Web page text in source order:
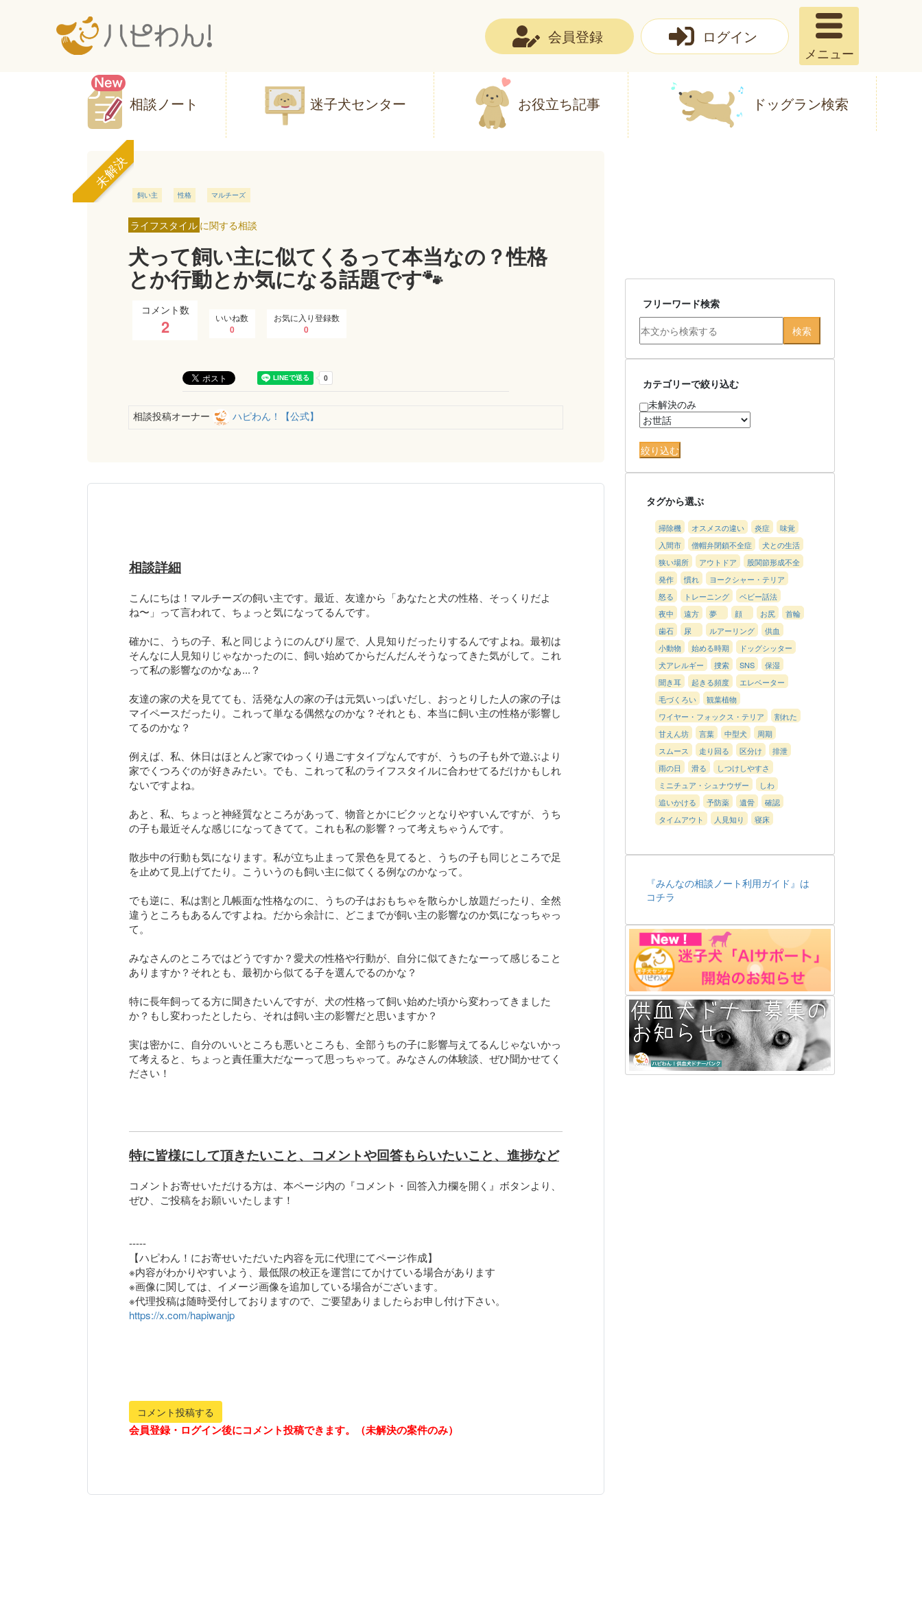
会員登録 ログイン
メニュー
相談ノート 迷子犬センター お役立ち記事 ドッグラン検索
未解決
飼い主 性格 マルチーズ
ライフスタイル に関する相談
犬って飼い主に似てくるって本当なの？性格
とか行動とか気になる話題です🐾
コメント数
2 いいね数
0
お気に入り登録数
0
相談投稿オーナー ハピわん！【公式】
相談詳細
こんにちは！マルチーズの飼い主です。最近、友達から「あなたと犬の性格、そっくりだよ
ね〜」って言われて、ちょっと気になってるんです。
確かに、うちの子、私と同じようにのんびり屋で、人見知りだったりするんですよね。最初は
そんなに人見知りじゃなかったのに、飼い始めてからだんだんそうなってきた気がして。これ
って私の影響なのかなぁ...？
友達の家の犬を見てても、活発な人の家の子は元気いっぱいだし、おっとりした人の家の子は
マイペースだったり。これって単なる偶然なのかな？それとも、本当に飼い主の性格が影響し
てるのかな？
例えば、私、休日はほとんど家でゆっくり過ごすタイプなんですが、うちの子も外で遊ぶより
家でくつろぐのが好きみたい。でも、これって私のライフスタイルに合わせてるだけかもしれ
ないですよね。
あと、私、ちょっと神経質なところがあって、物音とかにビクッとなりやすいんですが、うち
の子も最近そんな感じになってきてて。これも私の影響？って考えちゃうんです。
散歩中の行動も気になります。私が立ち止まって景色を見てると、うちの子も同じところで足
を止めて見上げてたり。こういうのも飼い主に似てくる例なのかなって。
でも逆に、私は割と几帳面な性格なのに、うちの子はおもちゃを散らかし放題だったり、全然
違うところもあるんですよね。だから余計に、どこまでが飼い主の影響なのか気になっちゃっ
て。
みなさんのところではどうですか？愛犬の性格や行動が、自分に似てきたなーって感じること
ありますか？それとも、最初から似てる子を選んでるのかな？
特に長年飼ってる方に聞きたいんですが、犬の性格って飼い始めた頃から変わってきました
か？もし変わったとしたら、それは飼い主の影響だと思いますか？
実は密かに、自分のいいところも悪いところも、全部うちの子に影響与えてるんじゃないかっ
て考えると、ちょっと責任重大だなーって思っちゃって。みなさんの体験談、ぜひ聞かせてく
ださい！
特に皆様にして頂きたいこと、コメントや回答もらいたいこと、進捗など
コメントお寄せいただける方は、本ページ内の『コメント・回答入力欄を開く』ボタンより、
ぜひ、ご投稿をお願いいたします！
-----
【ハピわん！にお寄せいただいた内容を元に代理にてページ作成】
※内容がわかりやすいよう、最低限の校正を運営にてかけている場合があります
※画像に関しては、イメージ画像を追加している場合がございます。
https://x.com/hapiwanjp
コメント投稿する
会員登録・ログイン後にコメント投稿できます。（未解決の案件のみ）
フリーワード検索
カテゴリーで絞り込む
未解決のみ
タグから選ぶ
掃除機 オスメスの違い 炎症
味覚
入間市
僧帽弁閉鎖不全症
犬との生活
狭い場所
アウトドア
股関節形成不全
発作
慣れ
ヨークシャー・テリア
怒る
トレーニング
ベビー話法
夜中
遠方 夢 顔 お尻
首輪
歯石
尿 ルアーリング
供血
小動物
始める時期
ドッグシッター
犬アレルギー
捜索 SNS
保湿
聞き耳
起きる頻度
エレベーター
毛づくろい
観葉植物
ワイヤー・フォックス・テリア
割れた
甘えん坊
言葉 中型犬
周期
スムース
走り回る 区分け
排泄
雨の日
滑る
しつけしやすさ
ミニチュア・シュナウザー
しわ
追いかける
予防薬 遺骨
確認
タイムアウト
人見知り 寝床
『みんなの相談ノート利用ガイド』は
コチラ